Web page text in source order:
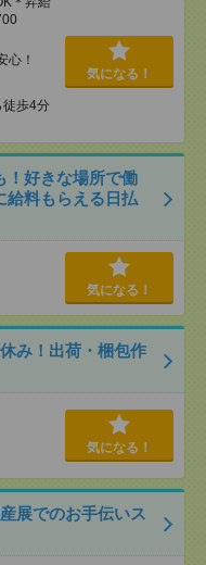
！
徒歩4分
気になる！
！好きな場所で働
料もらえる日払
気になる！
み！出荷・梱包作
気になる！
展でのお手伝いス